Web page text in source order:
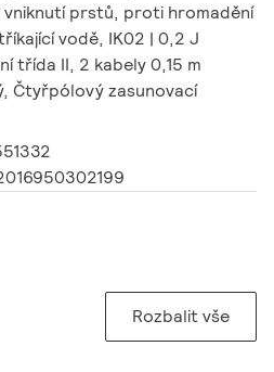
prstů, proti hromadění
vodě, IK02 | 0,2 J
třída II, 2 kabely 0,15 m
Čtyřpólový zasunovací
Rozbalit vše